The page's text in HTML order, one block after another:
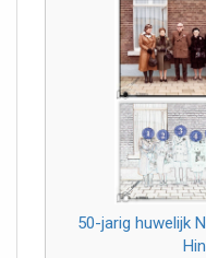
50-jarig huwelijk